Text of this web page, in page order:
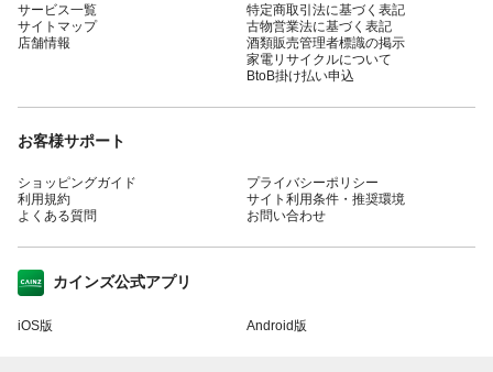
サービス一覧
サイトマップ
店舗情報
特定商取引法に基づく表記
古物営業法に基づく表記
酒類販売管理者標識の掲示
家電リサイクルについて
BtoB掛け払い申込
お客様サポート
ショッピングガイド
利用規約
よくある質問
プライバシーポリシー
サイト利用条件・推奨環境
お問い合わせ
カインズ公式アプリ
iOS版 Android版